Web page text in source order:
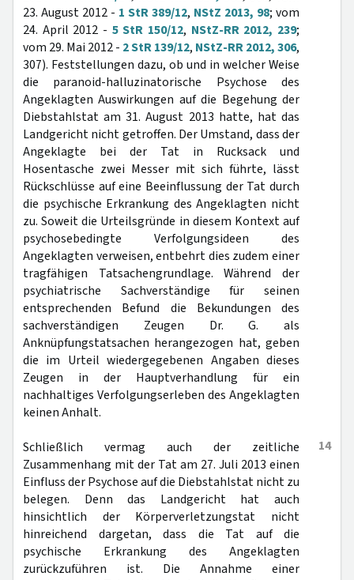
23. August 2012 - 1 StR 389/12, NStZ 2013, 98; vom
24. April 2012 - 5 StR 150/12, NStZ-RR 2012, 239;
vom 29. Mai 2012 - 2 StR 139/12, NStZ-RR 2012, 306,
307). Feststellungen dazu, ob und in welcher Weise
die paranoid-halluzinatorische Psychose des
Angeklagten Auswirkungen auf die Begehung der
Diebstahlstat am 31. August 2013 hatte, hat das
Landgericht nicht getroffen. Der Umstand, dass der
Angeklagte bei der Tat in Rucksack und
Hosentasche zwei Messer mit sich führte, lässt
Rückschlüsse auf eine Beeinflussung der Tat durch
die psychische Erkrankung des Angeklagten nicht
zu. Soweit die Urteilsgründe in diesem Kontext auf
psychosebedingte Verfolgungsideen des
Angeklagten verweisen, entbehrt dies zudem einer
tragfähigen Tatsachengrundlage. Während der
psychiatrische Sachverständige für seinen
entsprechenden Befund die Bekundungen des
sachverständigen Zeugen Dr. G. als
Anknüpfungstatsachen herangezogen hat, geben
die im Urteil wiedergegebenen Angaben dieses
Zeugen in der Hauptverhandlung für ein
nachhaltiges Verfolgungserleben des Angeklagten
keinen Anhalt.
14
Schließlich vermag auch der zeitliche
Zusammenhang mit der Tat am 27. Juli 2013 einen
Einfluss der Psychose auf die Diebstahlstat nicht zu
belegen. Denn das Landgericht hat auch
hinsichtlich der Körperverletzungstat nicht
hinreichend dargetan, dass die Tat auf die
psychische Erkrankung des Angeklagten
zurückzuführen ist. Die Annahme einer